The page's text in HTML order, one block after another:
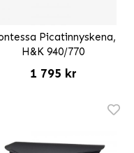
Picatinnyskena,
H&K 940/770
1 795 kr